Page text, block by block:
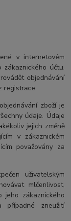
v internetovém
účtu.
objednávání
registrace.
zboží je
údaje. Údaje
jejich změně
v zákaznickém
považovány za
uživatelským
mlčenlivost,
jeho zákaznického
případné zneužití